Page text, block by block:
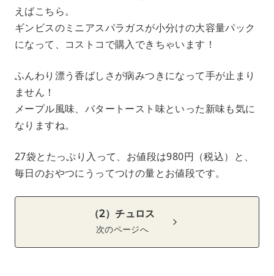
えばこちら。
ギンビスのミニアスパラガスが小分けの大容量パック
になって、コストコで購入できちゃいます！
ふんわり漂う香ばしさが病みつきになって手が止まり
ません！
メープル風味、バタートースト味といった新味も気に
なりますね。
27袋とたっぷり入って、お値段は980円（税込）と、
毎日のおやつにうってつけの量とお値段です。
（2）チュロス
次のページへ